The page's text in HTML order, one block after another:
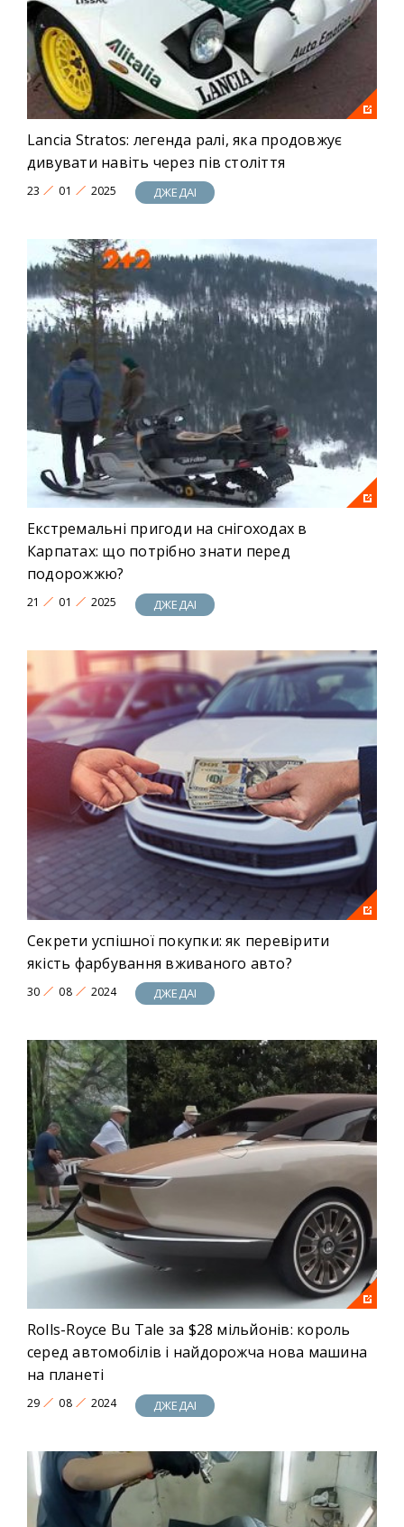
Lancia Stratos: легенда ралі, яка продовжує
дивувати навіть через пів століття
23 01 2025 ДЖЕДАІ
Екстремальні пригоди на снігоходах в
Карпатах: що потрібно знати перед
подорожжю?
21 01 2025 ДЖЕДАІ
Секрети успішної покупки: як перевірити
якість фарбування вживаного авто?
30 08 2024 ДЖЕДАІ
Rolls-Royce Bu Tale за $28 мільйонів: король
серед автомобілів і найдорожча нова машина
на планеті
29 08 2024 ДЖЕДАІ